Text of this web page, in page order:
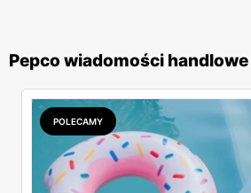
Pepco wiadomości handlowe
POLECAMY